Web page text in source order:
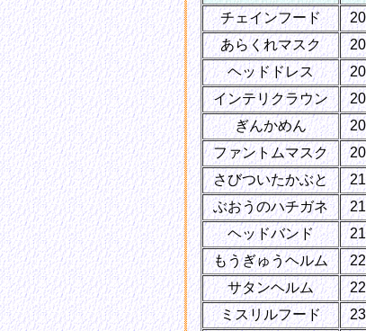
チェインフード
20
あらくれマスク
20
ヘッドドレス
20
インテリクラウン
20
ぎんかめん
20
ファントムマスク
20
さびついたかぶと
21
ぶおうのハチガネ
21
ヘッドバンド
21
もうぎゅうヘルム
22
サタンヘルム
22
ミスリルフード
23